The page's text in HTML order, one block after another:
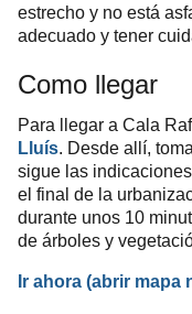
estrecho y no está
adecuado y tener
Como llegar
Para llegar a Cala
Lluís. Desde allí,
sigue las
el final de la
durante unos 10
de árboles y
Ir ahora (abrir mapa